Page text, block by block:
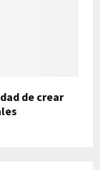
de crear